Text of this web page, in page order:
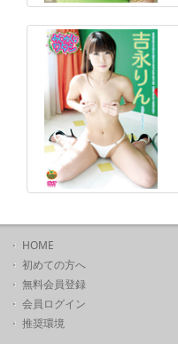
HOME
初めての方へ
無料会員登録
会員ログイン
推奨環境